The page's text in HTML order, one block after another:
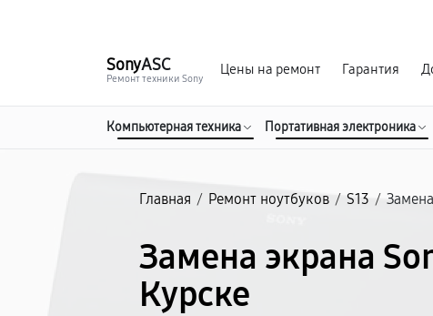
SonyASC
Ремонт техники Sony
Цены на ремонт Гарантия
Компьютерная техника Портативная электроника
Главная / Ремонт ноутбуков / S13 /
Замена экрана
Курске